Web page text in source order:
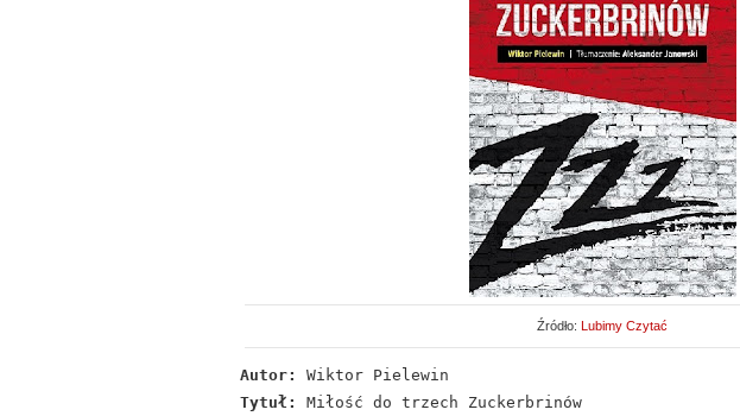
Źródło: Lubimy Czytać
Autor:
Wiktor Pielewin
Tytuł:
Miłość do trzech Zuckerbrinów